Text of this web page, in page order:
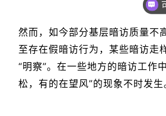
然而，如今部分基层暗访质量不
至存在假暗访行为，某些暗访走
“明察”。在一些地方的暗访工作
松，有的在望风”的现象不时发生